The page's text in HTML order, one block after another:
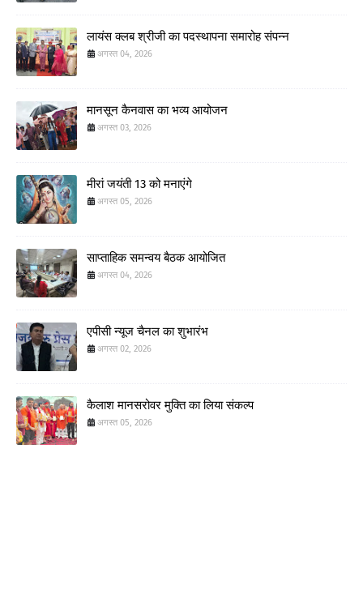
लायंस क्लब श्रीजी का पदस्थापना समारोह संपन्न
अगस्त 04, 2026
मानसून कैनवास का भव्य आयोजन
अगस्त 03, 2026
मीरां जयंती 13 को मनाएंगे
अगस्त 05, 2026
साप्ताहिक समन्वय बैठक आयोजित
अगस्त 04, 2026
एपीसी न्यूज चैनल का शुभारंभ
अगस्त 02, 2026
कैलाश मानसरोवर मुक्ति का लिया संकल्प
अगस्त 05, 2026